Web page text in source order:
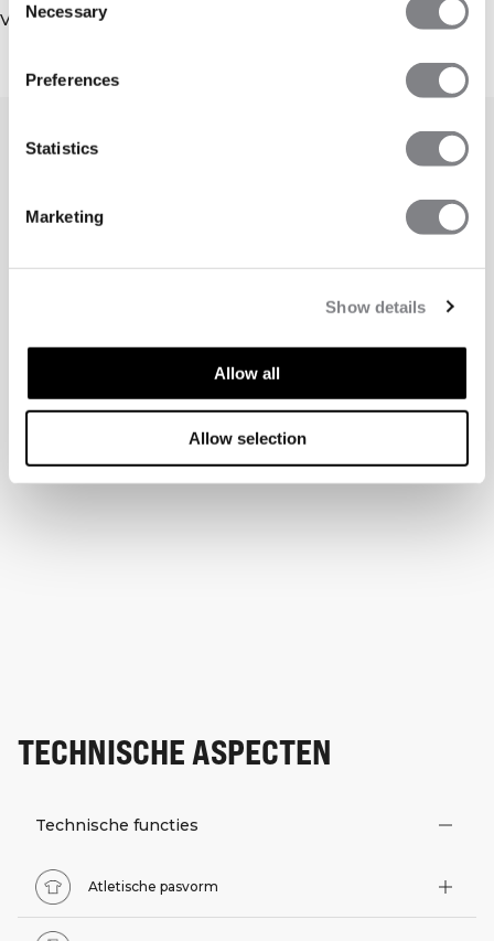
Selection
Necessary
Preferences
Statistics
Marketing
Show details
Allow all
Allow selection
Vergelijkbare producten
TECHNISCHE ASPECTEN
Technische functies
Atletische pasvorm